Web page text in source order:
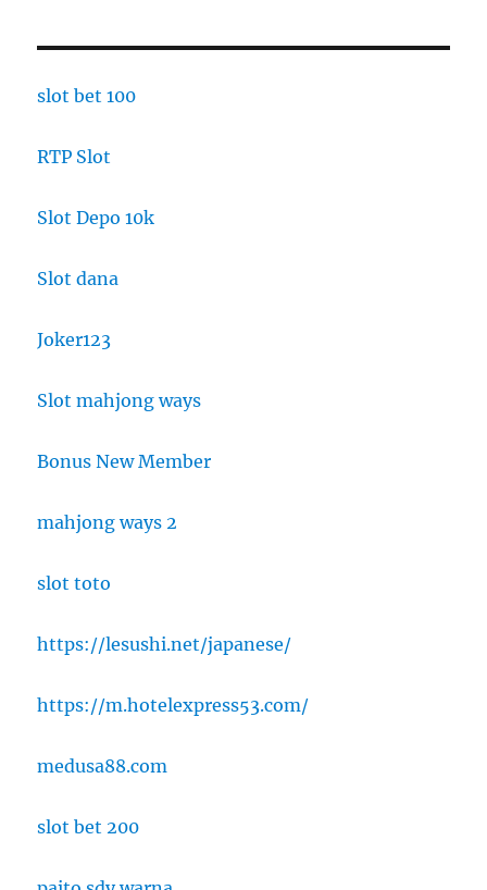
slot bet 100
RTP Slot
Slot Depo 10k
Slot dana
Joker123
Slot mahjong ways
Bonus New Member
mahjong ways 2
slot toto
https://lesushi.net/japanese/
https://m.hotelexpress53.com/
medusa88.com
slot bet 200